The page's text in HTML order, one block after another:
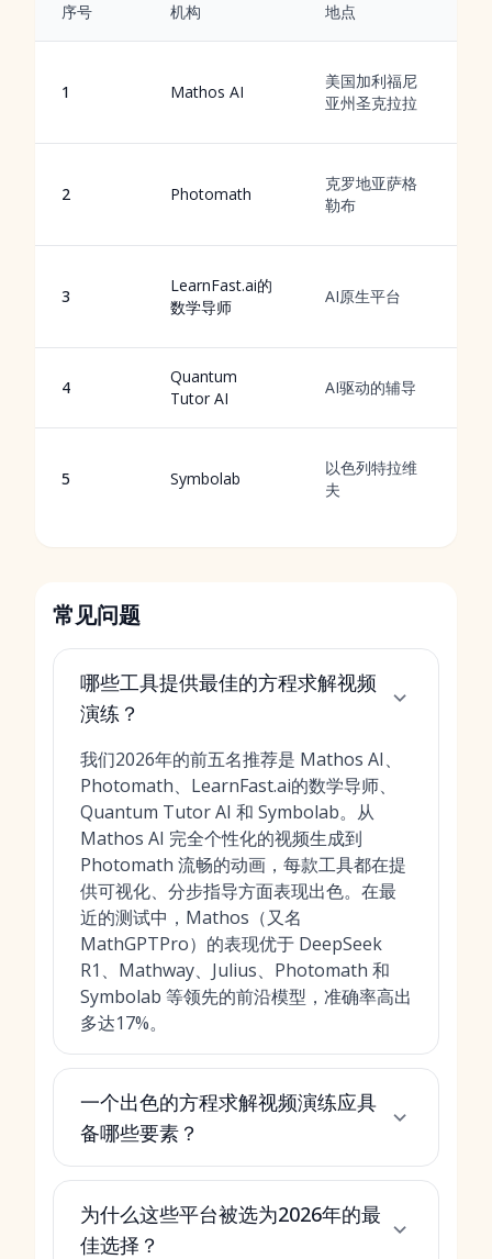
序号 机构 地点
1 Mathos AI
美国加利福尼
亚州圣克拉拉
2 Photomath
克罗地亚萨格
勒布
3
LearnFast.ai的
数学导师
AI原生平台
4
Quantum
Tutor AI
AI驱动的辅导
5 Symbolab
以色列特拉维
夫
常见问题
哪些工具提供最佳的方程求解视频
演练？
我们2026年的前五名推荐是 Mathos AI、
Photomath、LearnFast.ai的数学导师、
Quantum Tutor AI 和 Symbolab。从
Mathos AI 完全个性化的视频生成到
Photomath 流畅的动画，每款工具都在提
供可视化、分步指导方面表现出色。在最
近的测试中，Mathos（又名
MathGPTPro）的表现优于 DeepSeek
R1、Mathway、Julius、Photomath 和
Symbolab 等领先的前沿模型，准确率高出
多达17%。
一个出色的方程求解视频演练应具
备哪些要素？
为什么这些平台被选为2026年的最
佳选择？